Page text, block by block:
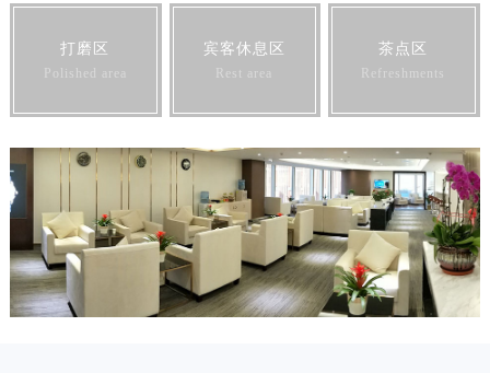
打磨区
Polished area
宾客休息区
Rest area
茶点区
Refreshments